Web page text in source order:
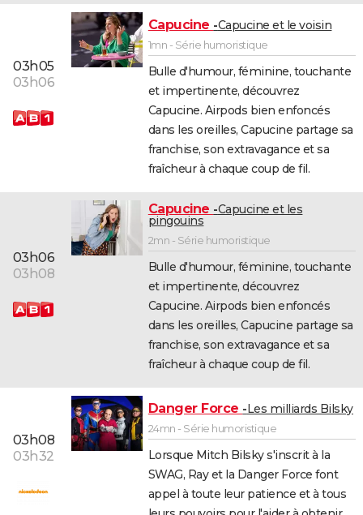
03h05
03h06
Capucine Capucine et le voisin
1mn - Série humoristique
Bulle d'humour, féminine, touchante
et impertinente, découvrez
Capucine. Airpods bien enfoncés
dans les oreilles, Capucine partage sa
franchise, son extravagance et sa
fraîcheur à chaque coup de fil.
03h06
03h08
Capucine Capucine et les
pingouins
2mn - Série humoristique
Bulle d'humour, féminine, touchante
et impertinente, découvrez
Capucine. Airpods bien enfoncés
dans les oreilles, Capucine partage sa
franchise, son extravagance et sa
fraîcheur à chaque coup de fil.
03h08
03h32
Danger Force Les milliards Bilsky
24mn - Série humoristique
Lorsque Mitch Bilsky s'inscrit à la
SWAG, Ray et la Danger Force font
appel à toute leur patience et à tous